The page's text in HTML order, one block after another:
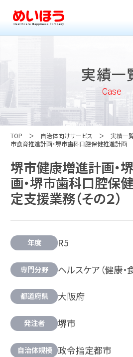
実績一
Case
TOP 自治体向けサービス 実績一
市食育推進計画・堺市歯科口腔保健推進計画
堺市健康増進計画・
画・堺市歯科口腔
定支援業務（その２）
年度 R5
専門分野 ヘルスケア（健康・
都道府県 大阪府
発注者 堺市
自治体規模 政令指定都市